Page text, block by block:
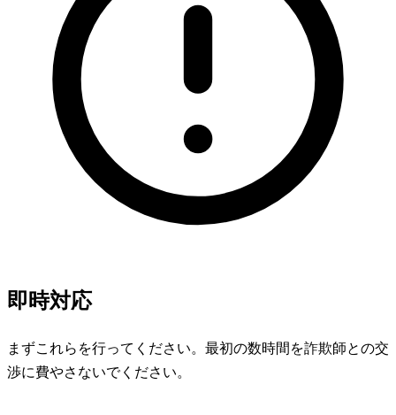
即時対応
まずこれらを行ってください。最初の数時間を詐欺師との交
渉に費やさないでください。